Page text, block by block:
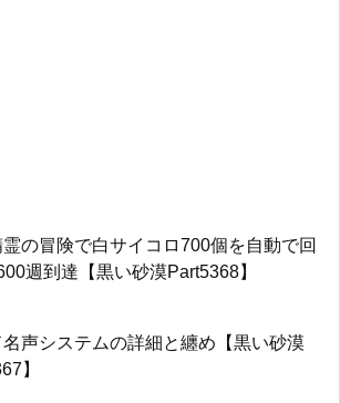
の冒険で白サイコロ700個を自動で回
週到達【黒い砂漠Part5368】
名声システムの詳細と纏め【黒い砂漠
】